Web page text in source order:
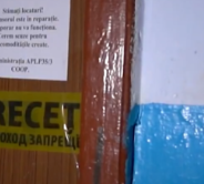
la distribuția
rămase în beznă.
localitățile erau